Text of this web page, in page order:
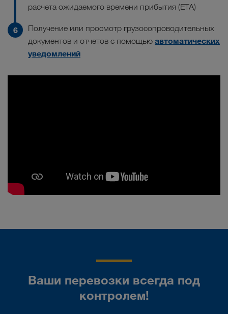
расчета ожидаемого времени прибытия (ETA)
Получение или просмотр грузосопроводительных
документов и отчетов с помощью автоматических
уведомлений
Ваши перевозки всегда под
контролем!